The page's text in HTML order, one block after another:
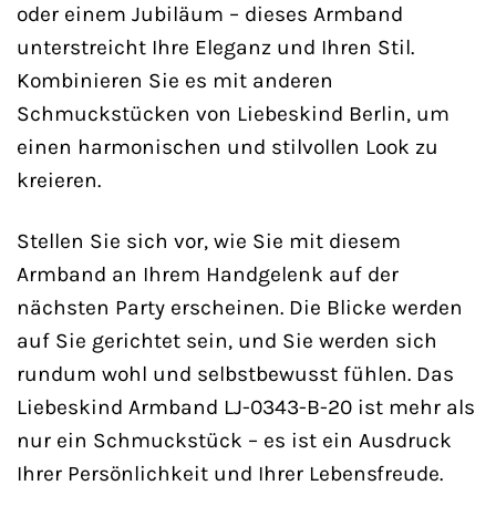
oder einem Jubiläum – dieses Armband
unterstreicht Ihre Eleganz und Ihren Stil.
Kombinieren Sie es mit anderen
Schmuckstücken von Liebeskind Berlin, um
einen harmonischen und stilvollen Look zu
kreieren.
Stellen Sie sich vor, wie Sie mit diesem
Armband an Ihrem Handgelenk auf der
nächsten Party erscheinen. Die Blicke werden
auf Sie gerichtet sein, und Sie werden sich
rundum wohl und selbstbewusst fühlen. Das
Liebeskind Armband LJ-0343-B-20 ist mehr als
nur ein Schmuckstück – es ist ein Ausdruck
Ihrer Persönlichkeit und Ihrer Lebensfreude.